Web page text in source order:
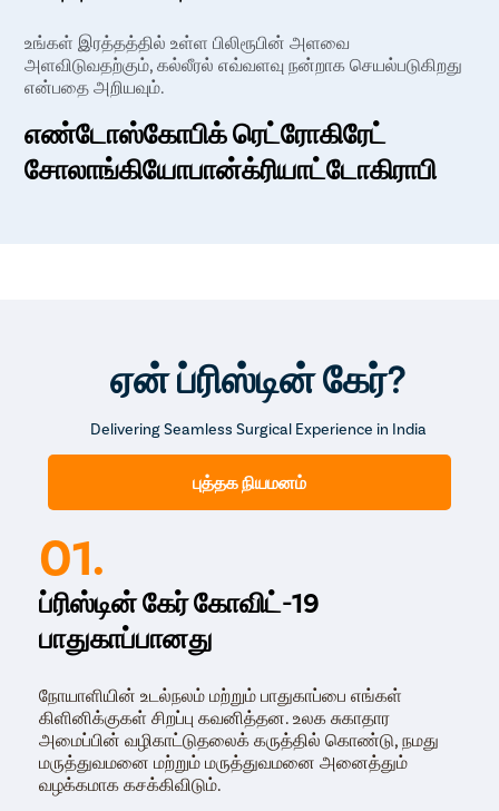
உங்கள் இரத்தத்தில் உள்ள பிலிரூபின் அளவை
அளவிடுவதற்கும், கல்லீரல் எவ்வளவு நன்றாக செயல்படுகிறது
என்பதை அறியவும்.
எண்டோஸ்கோபிக் ரெட்ரோகிரேட்
சோலாங்கியோபான்க்ரியாட்டோகிராபி
அடிவயிற்று அல்ட்ராசவுண்ட் மற்றும் CT
பித்தப்பையின் சிறந்த
ற்கு, பித்தப்பை கற்களின் அறிகுறிகளை பகுப்பாய்வு செய்ய.
செயல்முறை (PROCEDURE)
பித்தப்பை அறுவை சிகிச்சை கோலிசிஸ்டெக்டோமி என்று
அழைக்கப்படுகிறது. பிரிஸ்டின் கேர் நிபுணர்கள்
லேப்ராஸ்கோபிக் அறுவை சிகிச்சையை பரிந்துரைக்கின்றனர்.
ஒரு சிறிய கீறலைச் செய்து, மேல் ஒரு சிறிய வீடியோ கேமரா
மற்றும் அறுவை சிகிச்சை கருவிகளைக் கொண்ட
லேபராஸ்கோப்பைச் செருகுகிறார். குழாய், கேமரா மற்றும்
கருவிகள் செருகப்பட்டு, அறுவை சிகிச்சை நிபுணர்
பித்தப்பைக் கற்களை அகற்ற டிவி மானிட்டரைப் பார்த்து
ஏன் ப்ரிஸ்டின் கேர்?
Delivering Seamless Surgical Experience in India
புத்தக நியமனம்
01.
ப்ரிஸ்டின் கேர் கோவிட்-19
பாதுகாப்பானது
நோயாளியின் உடல்நலம் மற்றும் பாதுகாப்பை எங்கள்
கிளினிக்குகள் சிறப்பு கவனித்தன. உலக சுகாதார
அமைப்பின் வழிகாட்டுதலைக் கருத்தில் கொண்டு, நமது
மருத்துவமனை மற்றும் மருத்துவமனை அனைத்தும்
வழக்கமாக கசக்கிவிடும்.